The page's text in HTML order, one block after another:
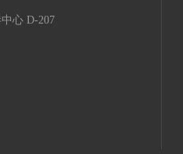
心 D-207